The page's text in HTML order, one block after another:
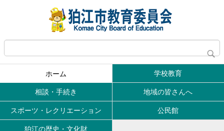
ホーム 学校教育
相談・手続き 地域の皆さんへ
スポーツ・レクリエーション 公民館
狛江の歴史・文化財